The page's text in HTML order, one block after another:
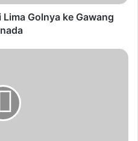
Golnya ke Gawang